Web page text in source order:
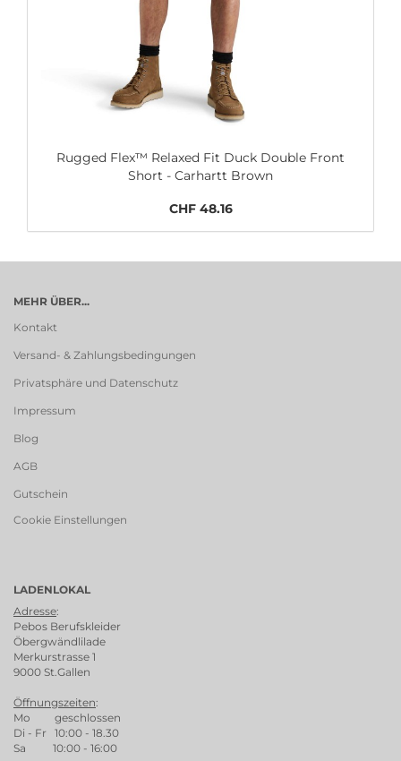
Rugged Flex™ Relaxed Fit Duck Double Front
Short - Carhartt Brown
CHF 48.16
MEHR ÜBER...
Kontakt
Versand- & Zahlungsbedingungen
Privatsphäre und Datenschutz
Impressum
Blog
AGB
Gutschein
Cookie Einstellungen
LADENLOKAL
Adresse:
Pebos Berufskleider
Öbergwändlilade
Merkurstrasse 1
9000 St.Gallen
Öffnungszeiten:
Mo geschlossen
Di - Fr 10:00 - 18.30
Sa 10:00 - 16:00